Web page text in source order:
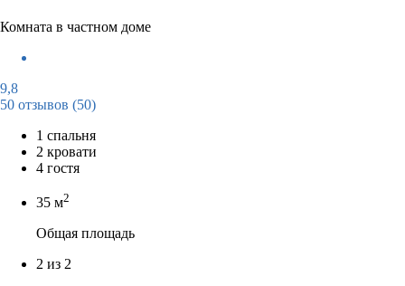
Комната в частном доме
9,8
50 отзывов (50)
1 спальня
2 кровати
4 гостя
35 м2
Общая площадь
2 из 2